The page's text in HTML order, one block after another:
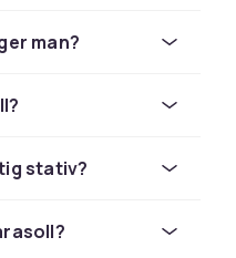
Velg en
duk i UPF 50+.
og
skygge under
man?
stativ?